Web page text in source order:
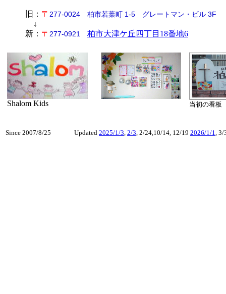
旧： 〒 277-0024 柏市若葉町 1-5 グレートマン・ビル 3F
↓
新： 〒 277-0921 柏市大津ケ丘四丁目18番地6
Shalom Kids 当初の看板
Since 2007/8/25 Updated 2025/1/3, 2/3, 2/24,10/14, 12/19 2026/1/1, 3/